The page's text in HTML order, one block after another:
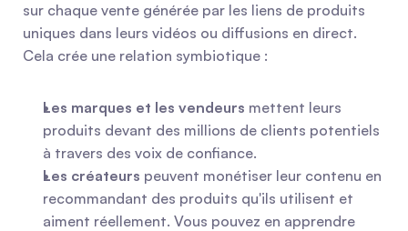
sur chaque vente générée par les liens de produits
uniques dans leurs vidéos ou diffusions en direct.
Cela crée une relation symbiotique :
Les marques et les vendeurs mettent leurs
produits devant des millions de clients potentiels
à travers des voix de confiance.
Les créateurs peuvent monétiser leur contenu en
recommandant des produits qu'ils utilisent et
aiment réellement. Vous pouvez en apprendre